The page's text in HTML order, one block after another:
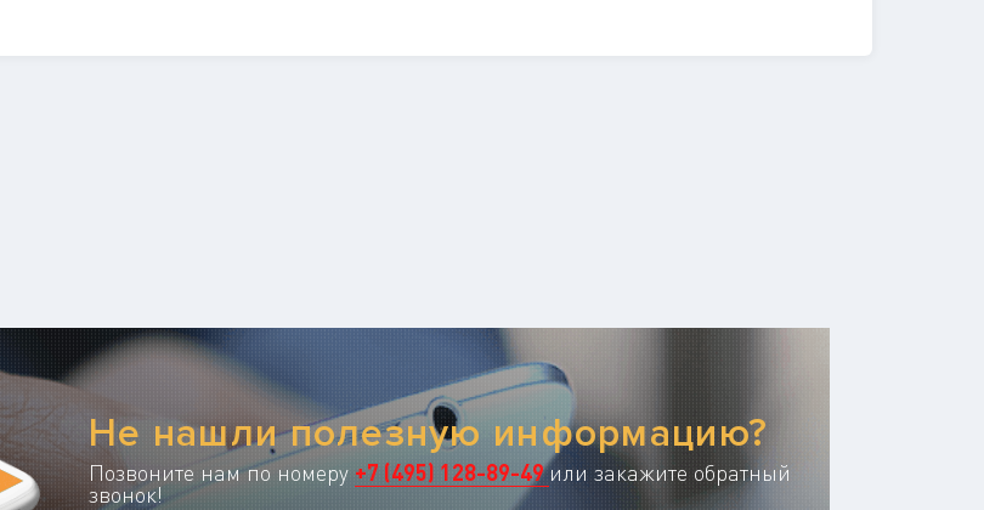
Не нашли полезную информацию?
Позвоните нам по номеру +7 (495) 128-89-49или закажите обратный
звонок!